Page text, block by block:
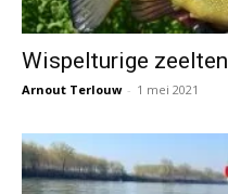
Wispelturige zeelten
Arnout Terlouw - 1 mei 2021